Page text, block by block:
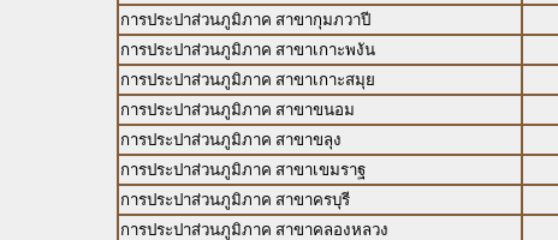
การประปาส่วนภูมิภาค สาขากุมภวาปี
การประปาส่วนภูมิภาค สาขาเกาะพงัน
การประปาส่วนภูมิภาค สาขาเกาะสมุย
การประปาส่วนภูมิภาค สาขาขนอม
การประปาส่วนภูมิภาค สาขาขลุง
การประปาส่วนภูมิภาค สาขาเขมราฐ
การประปาส่วนภูมิภาค สาขาครบุรี
การประปาส่วนภูมิภาค สาขาคลองหลวง